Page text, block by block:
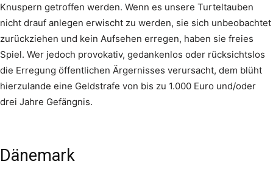
Knuspern getroffen werden. Wenn es unsere Turteltauben
nicht drauf anlegen erwischt zu werden, sie sich unbeobachtet
zurückziehen und kein Aufsehen erregen, haben sie freies
Spiel. Wer jedoch provokativ, gedankenlos oder rücksichtslos
die Erregung öffentlichen Ärgernisses verursacht, dem blüht
hierzulande eine Geldstrafe von bis zu 1.000 Euro und/oder
drei Jahre Gefängnis.
Dänemark